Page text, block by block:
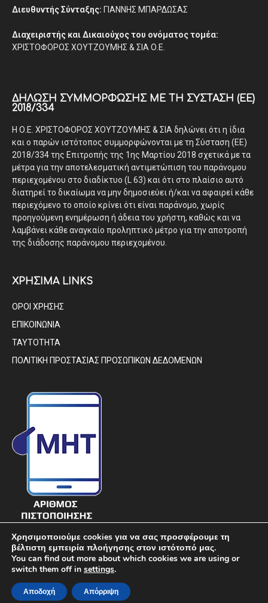
Διευθυντής Σύνταξης: ΓΙΑΝΝΗΣ ΜΠΑΡΔΩΣΑΣ
Διαχειριστής και Δικαιούχος του ονόματος τομέα:
ΧΡΙΣΤΟΦΟΡΟΣ ΧΟΥΤΖΟΥΜΗΣ & ΣΙΑ Ο.Ε.
ΔΉΛΩΣΗ ΣΥΜΜΌΡΦΩΣΗΣ ΜΕ ΤΗ ΣΎΣΤΑΣΗ (ΕΕ)
2018/334
Η Ο.Ε. ΧΡΙΣΤΟΦΟΡΟΣ ΧΟΥΤΖΟΥΜΗΣ & ΣΙΑ δηλώνει ότι η ίδια
και ο παρών ιστότοπος συμμορφώνονται με τη Σύσταση (ΕΕ)
2018/334 της Επιτροπής της 1ης Μαρτίου 2018 σχετικά με τα
μέτρα για την αποτελεσματική αντιμετώπιση του παράνομου
περιεχομένου στο διαδίκτυο (L 63) και ότι στο πλαίσιο αυτό
διατηρεί το δικαίωμα να μην δημοσιεύει ή/και να αφαιρεί κάθε
περιεχόμενο το οποίο κρίνει ότι είναι παράνομο, χωρίς
προηγούμενη ενημέρωση ή άδεια του χρήστη, καθώς και να
λαμβάνει κάθε αναγκαίο προληπτικό μέτρο για την αποτροπή
της διάδοσης παράνομου περιεχομένου.
ΧΡΗΣΙΜΑ LINKS
ΟΡΟΙ ΧΡΗΣΗΣ
ΕΠΙΚΟΙΝΩΝΙΑ
ΤΑΥΤΟΤΗΤΑ
ΠΟΛΙΤΙΚΗ ΠΡΟΣΤΑΣΙΑΣ ΠΡΟΣΩΠΙΚΩΝ ΔΕΔΟΜΕΝΩΝ
© DIAVIMA.GR - «ΔΙΑΒΗΜΑ» ΕΒΔΟΜΑΔΙΑΙΑ ΠΟΛΙΤΙΚΗ ΣΑΤΙΡΙΚΗ
ΕΦΗΜΕΡΙΔΑ ΣΤΕΡΕΑΣ ΕΛΛΑΔΑΣ
Χρησιμοποιούμε cookies για να σας προσφέρουμε τη
βέλτιστη εμπειρία πλοήγησης στον ιστότοπό μας.
You can find out more about which cookies we are using or
switch them off in settings.
Αποδοχή Απόρριψη